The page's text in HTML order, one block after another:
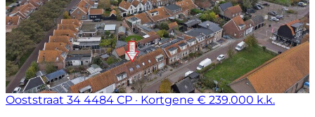
Ooststraat 34 4484 CP · Kortgene € 239.000 k.k.